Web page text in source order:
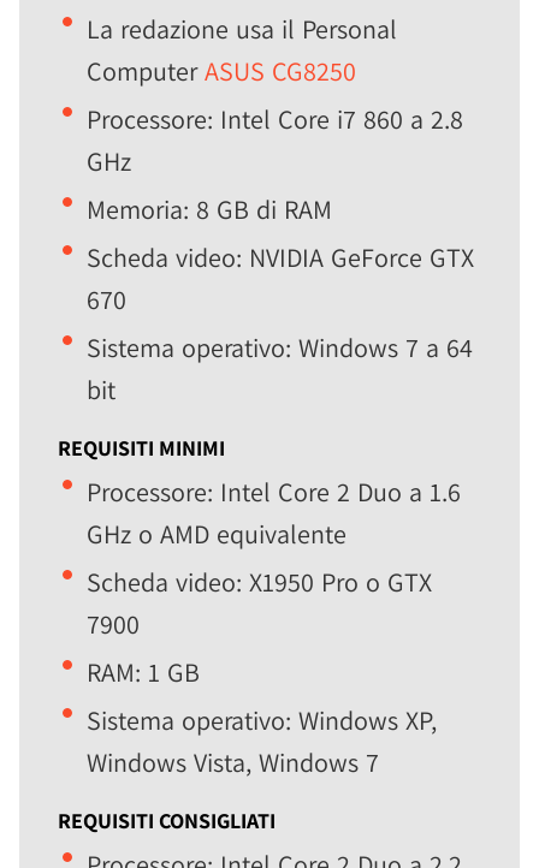
La redazione usa il Personal
ComputerASUS CG8250
Processore: Intel Core i7 860 a 2.8
GHz
Memoria: 8 GB di RAM
Scheda video: NVIDIA GeForce GTX
670
Sistema operativo: Windows 7 a 64
bit
REQUISITI MINIMI
Processore: Intel Core 2 Duo a 1.6
GHz o AMD equivalente
Scheda video: X1950 Pro o GTX
7900
RAM: 1 GB
Sistema operativo: Windows XP,
Windows Vista, Windows 7
REQUISITI CONSIGLIATI